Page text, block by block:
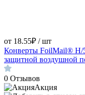
от 18.55₽ / шт
Конверты FoilMail® H/
защитной воздушной
0 Отзывов
Акция